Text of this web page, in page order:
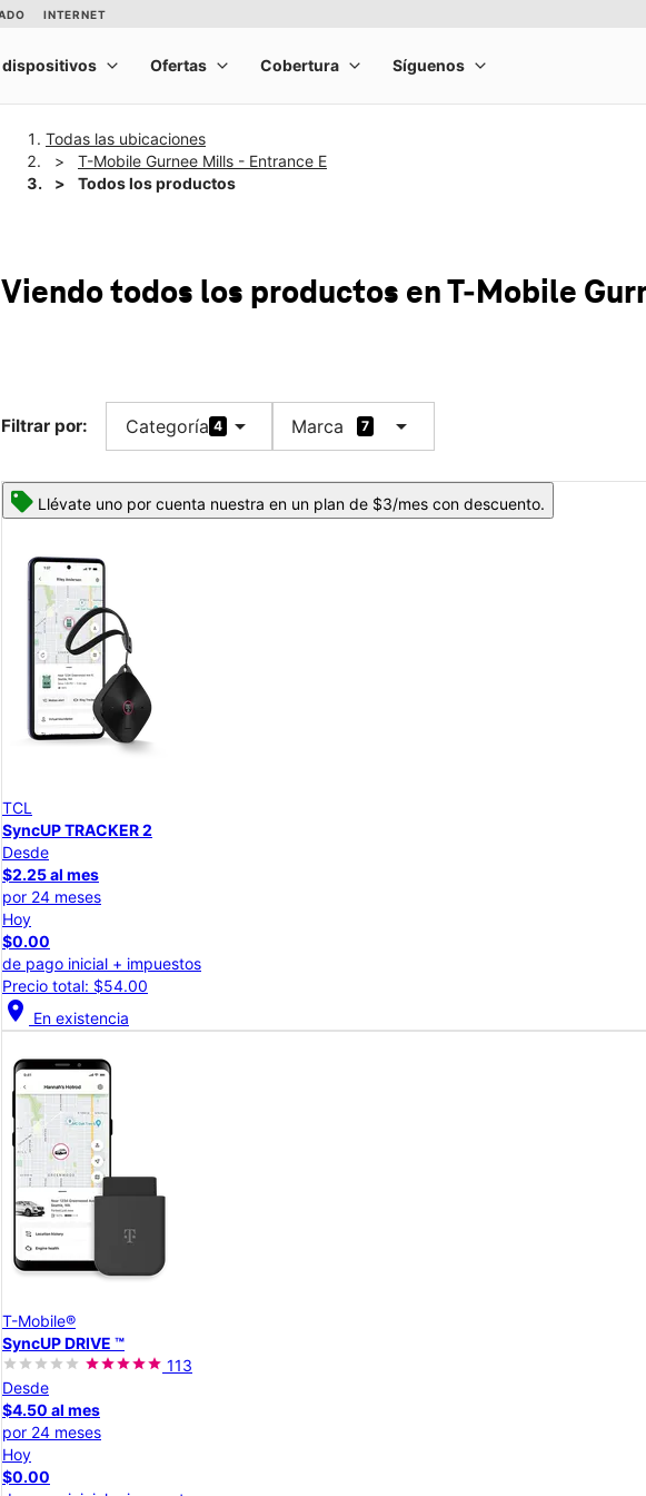
Todas las ubicaciones
T-Mobile Gurnee Mills - Entrance E
Todos los productos
Viendo todos los productos en T-Mobile
Filtrar por: Categoría 4 arrow_drop_down Marca 7 arrow_drop_down
Llévate uno por cuenta nuestra en un plan de $3/mes con descuento.
TCL
SyncUP TRACKER 2
Desde
$2.25 al mes
por 24 meses
Hoy
$0.00
de pago inicial + impuestos
Precio total: $54.00
location_on En existencia
T-Mobile®
SyncUP DRIVE ™
113
Desde
$4.50 al mes
por 24 meses
Hoy
$0.00